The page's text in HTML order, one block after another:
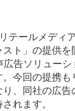
テールメディ
スト」の提供
告ソリュー
今回の提携
、同社の広
れます。